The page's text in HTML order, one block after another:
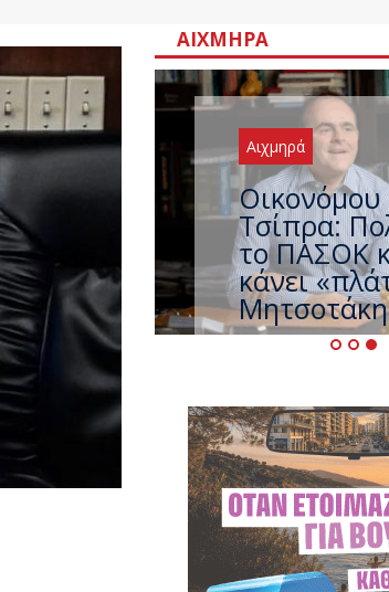
ΑΙΧΜΗΡΆ
Αιχμηρά
Οικονόμου
Τσίπρα:
το ΠΑΣΟΚ
κάνει
Μητσοτάκη